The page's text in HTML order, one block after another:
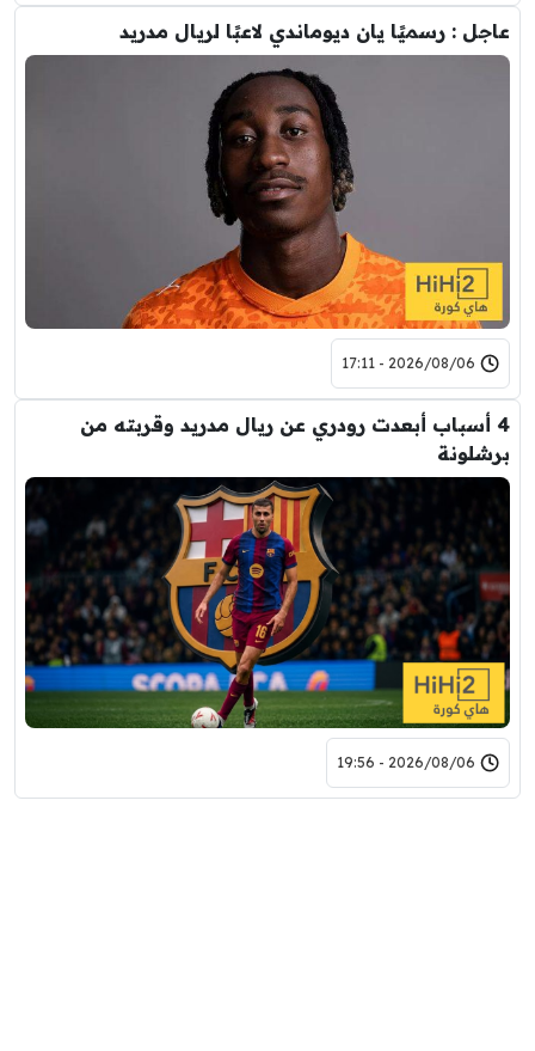
عاجل : رسميًا يان ديوماندي لاعبًا لريال مدريد
2026/08/06 - 17:11
4 أسباب أبعدت رودري عن ريال مدريد وقربته من
برشلونة
2026/08/06 - 19:56